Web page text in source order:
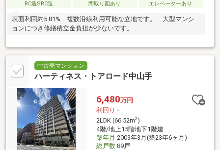
RC造SRC造 間取り図あり エレベーターあり
表面利回約5.81% 複数沿線利用可能な立地です。 大型マンシ
ョンにつき修繕積立金負担が少ないです。
中古売マンション
ハーティネス・トアロード中山手
6,480万円
利回り -
2LDK (66.52m2)
4階/地上15階地下1階建
築年月 2003年3月(築23年6ヶ月)
総戸数89戸